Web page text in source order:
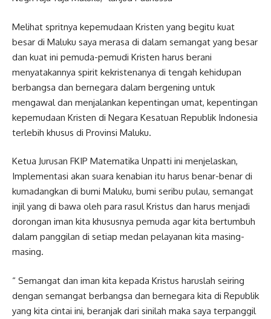
Melihat spritnya kepemudaan Kristen yang begitu kuat
besar di Maluku saya merasa di dalam semangat yang besar
dan kuat ini pemuda-pemudi Kristen harus berani
menyatakannya spirit kekristenanya di tengah kehidupan
berbangsa dan bernegara dalam bergening untuk
mengawal dan menjalankan kepentingan umat, kepentingan
kepemudaan Kristen di Negara Kesatuan Republik Indonesia
terlebih khusus di Provinsi Maluku.
Ketua Jurusan FKIP Matematika Unpatti ini menjelaskan,
Implementasi akan suara kenabian itu harus benar-benar di
kumadangkan di bumi Maluku, bumi seribu pulau, semangat
injil yang di bawa oleh para rasul Kristus dan harus menjadi
dorongan iman kita khususnya pemuda agar kita bertumbuh
dalam panggilan di setiap medan pelayanan kita masing-
masing.
“ Semangat dan iman kita kepada Kristus haruslah seiring
dengan semangat berbangsa dan bernegara kita di Republik
yang kita cintai ini, beranjak dari sinilah maka saya terpanggil